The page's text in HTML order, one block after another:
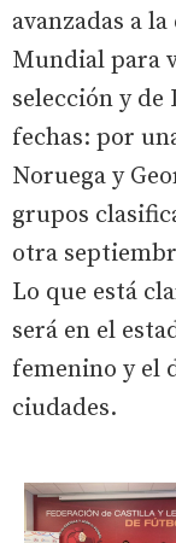
avanzadas a
Mundial para
selección y
fechas: por
Noruega y
grupos
otra
Lo que está
será en el
femenino y el
ciudades.